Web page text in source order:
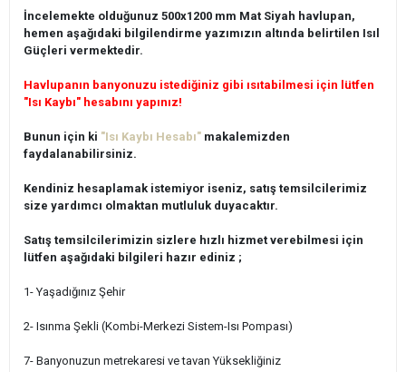
İncelemekte olduğunuz 500x1200 mm Mat Siyah havlupan,
hemen aşağıdaki bilgilendirme yazımızın altında belirtilen Isıl
Güçleri vermektedir.
Havlupanın banyonuzu istediğiniz gibi ısıtabilmesi için lütfen
"Isı Kaybı" hesabını yapınız!
Bunun için ki "Isı Kaybı Hesabı" makalemizden
faydalanabilirsiniz.
Kendiniz hesaplamak istemiyor iseniz, satış temsilcilerimiz
size yardımcı olmaktan mutluluk duyacaktır.
Satış temsilcilerimizin sizlere hızlı hizmet verebilmesi için
lütfen aşağıdaki bilgileri hazır ediniz ;
1- Yaşadığınız Şehir
2- Isınma Şekli (Kombi-Merkezi Sistem-Isı Pompası)
7- Banyonuzun metrekaresi ve tavan Yüksekliğiniz